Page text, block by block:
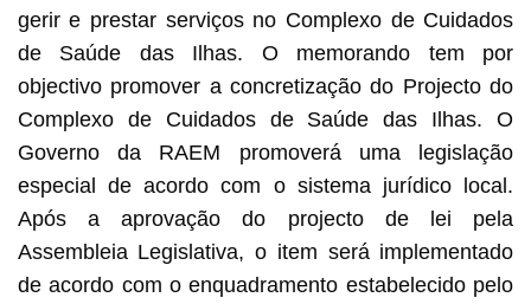
gerir e prestar serviços no Complexo de Cuidados
de Saúde das Ilhas. O memorando tem por
objectivo promover a concretização do Projecto do
Complexo de Cuidados de Saúde das Ilhas. O
Governo da RAEM promoverá uma legislação
especial de acordo com o sistema jurídico local.
Após a aprovação do projecto de lei pela
Assembleia Legislativa, o item será implementado
de acordo com o enquadramento estabelecido pelo